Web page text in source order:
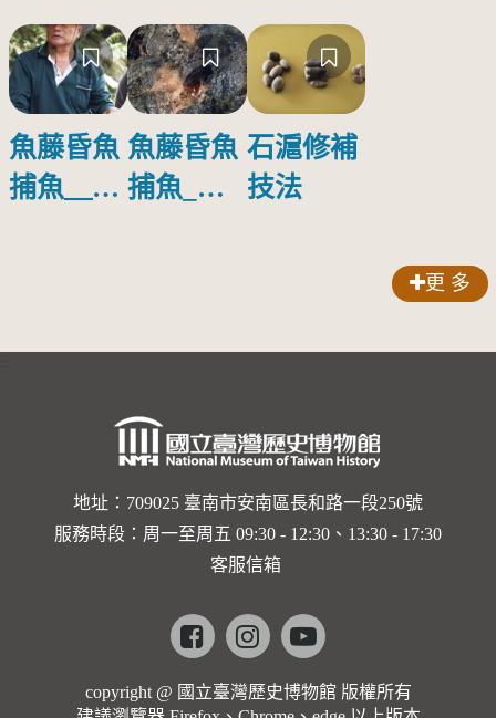
魚藤昏魚
捕魚＿漁
清治
魚藤昏魚
捕魚_整
石滬修補
技法
更 多
地址：709025 臺南市安南區長和路一段250號
服務時段：周一至周五 09:30 - 12:30、13:30 - 17:30
客服信箱
Facebookinstagramyoutube
copyright @ 國立臺灣歷史博物館 版權所有